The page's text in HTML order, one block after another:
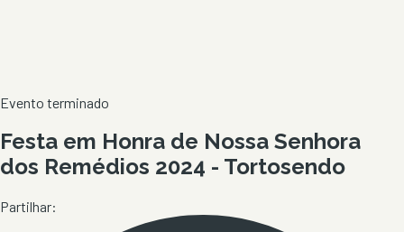
Evento terminado
Festa em Honra de Nossa Senhora
dos Remédios 2024 - Tortosendo
Partilhar: